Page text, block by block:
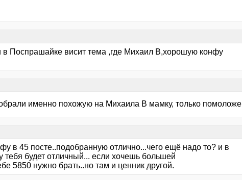
в Поспрашайке висит тема ,где Михаил В,хорошую конфу
именно похожую на Михаила В мамку, только помоложе
в 45 посте..подобранную отлично...чего ещё надо то? и в
будет отличный... если хочешь большей
5850 нужно брать..но там и ценник другой.